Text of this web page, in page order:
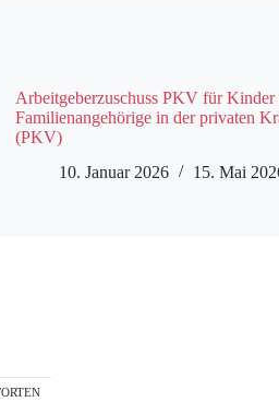
Arbeitgeberzuschuss PKV für Kinder
Familienangehörige in der privaten
(PKV)
10. Januar 2026
15. Mai